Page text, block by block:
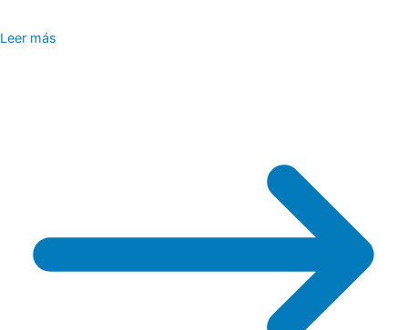
Leer más